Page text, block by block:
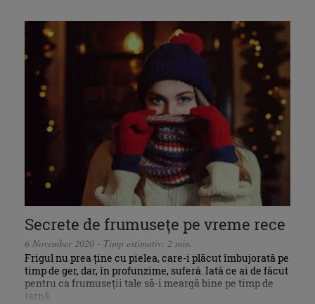
Secrete de frumuseţe pe vreme rece
6 November 2020 - Timp estimativ: 2 min.
Frigul nu prea ține cu pielea, care-i plăcut îmbujorată pe
timp de ger, dar, în profunzime, suferă. Iată ce ai de făcut
pentru ca frumuseţii tale să-i meargă bine pe timp de
iarnă.